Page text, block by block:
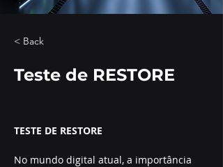
< Back
Teste de RESTORE
TESTE DE RESTORE
No mundo digital atual, a importância